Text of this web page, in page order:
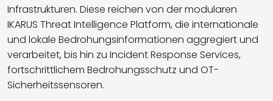
Infrastrukturen. Diese reichen von der modularen
IKARUS Threat Intelligence Platform, die internationale
und lokale Bedrohungsinformationen aggregiert und
verarbeitet, bis hin zu Incident Response Services,
fortschrittlichem Bedrohungsschutz und OT-
Sicherheitssensoren.